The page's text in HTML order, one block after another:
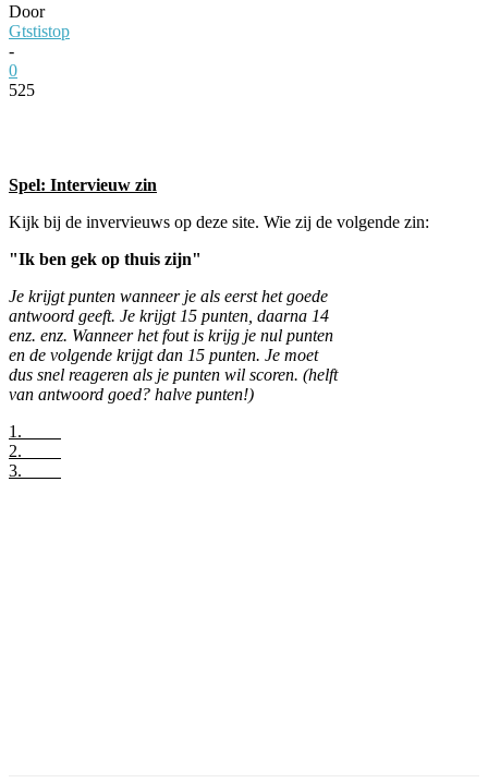
Door
Gtstistop
-
0
525
Spel: Intervieuw zin
Kijk bij de invervieuws op deze site. Wie zij de volgende zin:
"Ik ben gek op thuis zijn"
Je krijgt punten wanneer je als eerst het goede
antwoord geeft. Je krijgt 15 punten, daarna 14
enz. enz. Wanneer het fout is krijg je nul punten
en de volgende krijgt dan 15 punten. Je moet
dus snel reageren als je punten wil scoren. (helft
van antwoord goed? halve punten!)
1.
2.
3.